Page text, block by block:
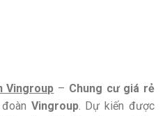
Vingroup – Chung cư giá rẻ
Vingroup. Dự kiến được